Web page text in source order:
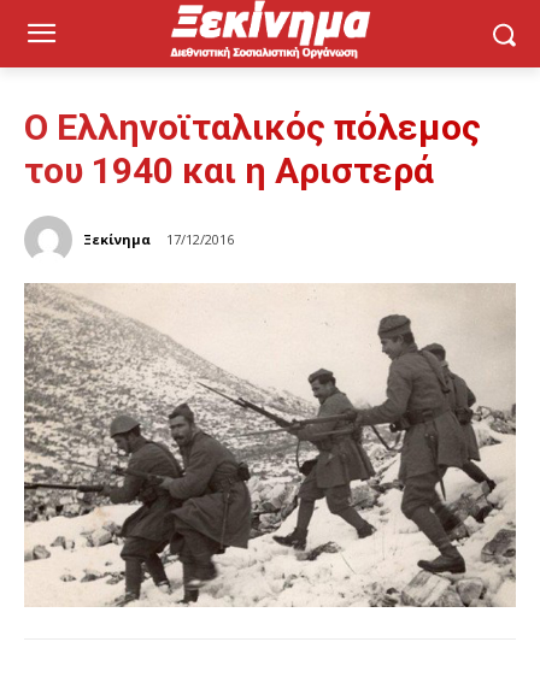
Ο Ελληνοϊταλικός πόλεμος
του 1940 και η Αριστερά
Ξεκίνημα 17/12/2016